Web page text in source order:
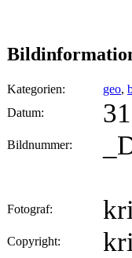
Kategorien: geo,
Datum:
Bildnummer:
Fotograf:
Copyright: